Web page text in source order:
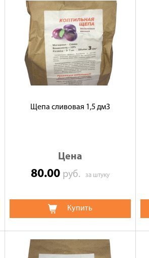
Щепа сливовая 1,5 дм3
Цена
80.00 руб. за штуку
Купить